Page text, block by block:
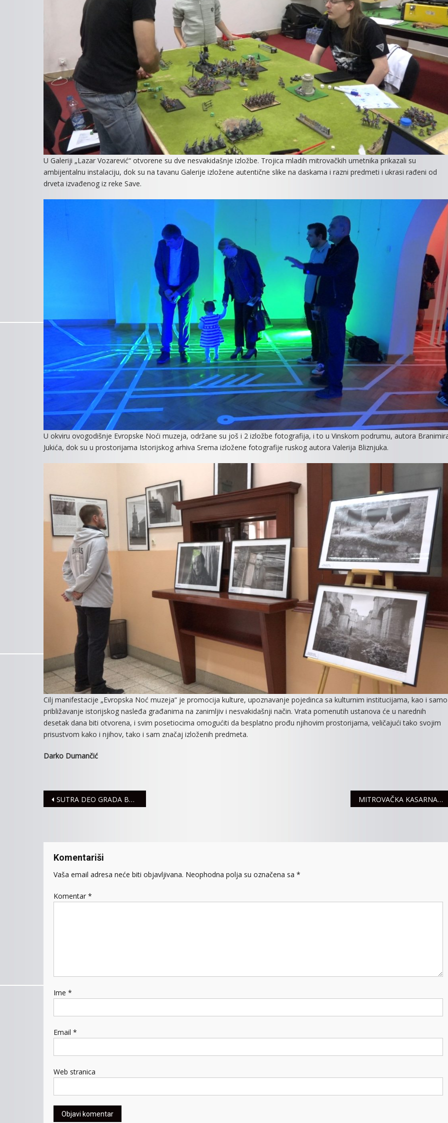
U Galeriji „Lazar Vozarević“ otvorene su dve nesvakidašnje izložbe. Trojica mladih mitrovačkih umetnika prikazali su
ambijentalnu instalaciju, dok su na tavanu Galerije izložene autentične slike na daskama i razni predmeti i ukrasi rađeni od
drveta izvađenog iz reke Save.
U okviru ovogodišnje Evropske Noći muzeja, održane su još i 2 izložbe fotografija, i to u Vinskom podrumu, autora
Jukića, dok su u prostorijama Istorijskog arhiva Srema izložene fotografije ruskog autora Valerija Bliznjuka.
Cilj manifestacije „Evropska Noć muzeja“ je promocija kulture, upoznavanje pojedinca sa kulturnim institucijama, kao i samo
približavanje istorijskog nasleđa građanima na zanimljiv i nesvakidašnji način. Vrata pomenutih ustanova će u narednih
desetak dana biti otvorena, i svim posetiocima omogućiti da besplatno prođu njihovim prostorijama, veličajući tako svojim
prisustvom kako i njihov, tako i sam značaj izloženih predmeta.
Darko Dumančić
Navigacija
SUTRA DEO GRADA BEZ VODE MITROVAČKA KASARNA OTVORILA SVOJA VRATA
Komentariši
Vaša email adresa neće biti objavljivana. Neophodna polja su označena sa *
Komentar *
Ime *
Email *
Web stranica